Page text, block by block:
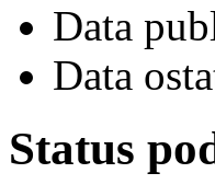
Data
Data
Status